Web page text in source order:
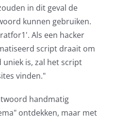
in dit geval de
kunnen gebruiken.
Als een hacker
script draait om
is, zal het script
vinden."
handmatig
ontdekken, maar met